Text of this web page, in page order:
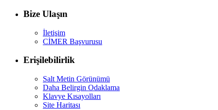
Bize Ulaşın
İletişim
CİMER Başvurusu
Erişilebilirlik
Salt Metin Görünümü
Daha Belirgin Odaklama
Klavye Kısayolları
Site Haritası